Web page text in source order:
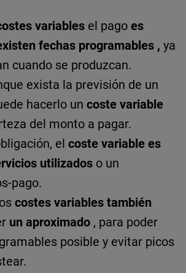
variables el pago es
fechas programables , ya
cuando se produzcan.
exista la previsión de un
hacerlo un coste variable
del monto a pagar.
el coste variable es
utilizados o un
pago.
costes variables también
un aproximado , para poder
posible y evitar picos